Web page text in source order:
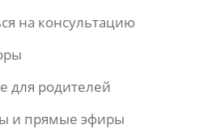
на консультацию
для родителей
и прямые эфиры